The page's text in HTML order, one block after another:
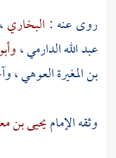
روى عنه : البخاري،
عبد الله الدارمي،
بن المغيرة العوهي،
وثقه الإماميحيى بن